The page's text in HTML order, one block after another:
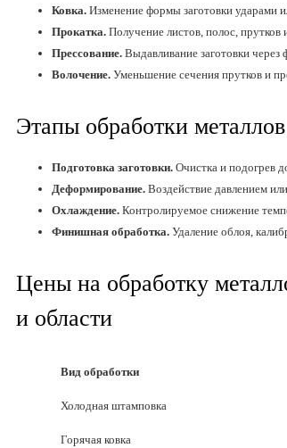
Ковка. Изменение формы заготовки ударами
Прокатка. Получение листов, полос, прутков
Прессование. Выдавливание заготовки
Волочение. Уменьшение сечения прутков и
Этапы обработки
Подготовка заготовки. Очистка и подогрев
Деформирование. Воздействие давлением
Охлаждение. Контролируемое снижение
Финишная обработка. Удаление облоя,
Цены на обработку
и области
Вид обработки
Холодная штамповка
Горячая ковка